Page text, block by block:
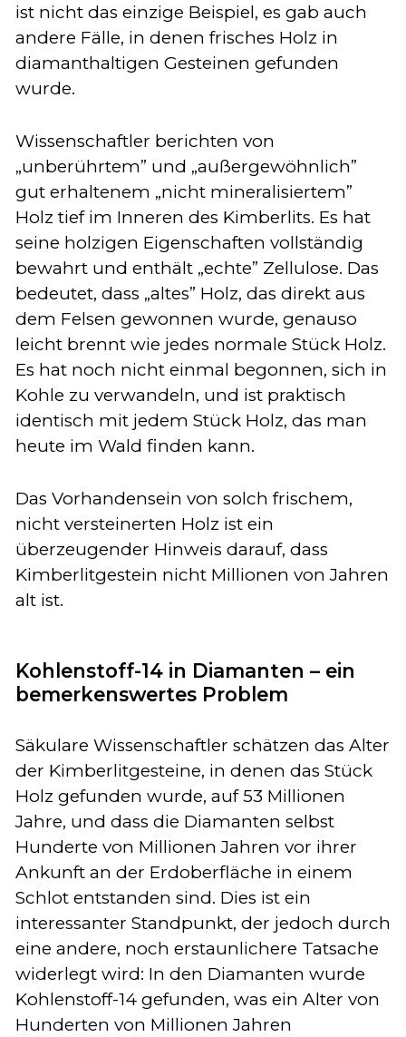
ist nicht das einzige Beispiel, es gab auch
andere Fälle, in denen frisches Holz in
diamanthaltigen Gesteinen gefunden
wurde.
Wissenschaftler berichten von
„unberührtem” und „außergewöhnlich”
gut erhaltenem „nicht mineralisiertem”
Holz tief im Inneren des Kimberlits. Es hat
seine holzigen Eigenschaften vollständig
bewahrt und enthält „echte” Zellulose. Das
bedeutet, dass „altes” Holz, das direkt aus
dem Felsen gewonnen wurde, genauso
leicht brennt wie jedes normale Stück Holz.
Es hat noch nicht einmal begonnen, sich in
Kohle zu verwandeln, und ist praktisch
identisch mit jedem Stück Holz, das man
heute im Wald finden kann.
Das Vorhandensein von solch frischem,
nicht versteinerten Holz ist ein
überzeugender Hinweis darauf, dass
Kimberlitgestein nicht Millionen von Jahren
alt ist.
Kohlenstoff-14 in Diamanten – ein
bemerkenswertes Problem
Säkulare Wissenschaftler schätzen das Alter
der Kimberlitgesteine, in denen das Stück
Holz gefunden wurde, auf 53 Millionen
Jahre, und dass die Diamanten selbst
Hunderte von Millionen Jahren vor ihrer
Ankunft an der Erdoberfläche in einem
Schlot entstanden sind. Dies ist ein
interessanter Standpunkt, der jedoch durch
eine andere, noch erstaunlichere Tatsache
widerlegt wird: In den Diamanten wurde
Kohlenstoff-14 gefunden, was ein Alter von
Hunderten von Millionen Jahren